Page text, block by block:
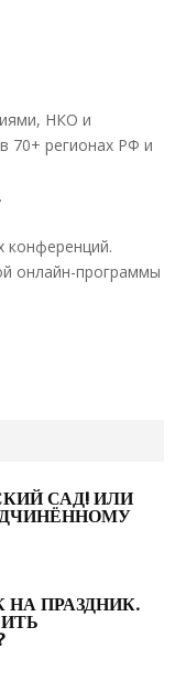
НКО и
70+ регионах РФ и
конференций.
онлайн-программы
САД! ИЛИ
НА ПРАЗДНИК.